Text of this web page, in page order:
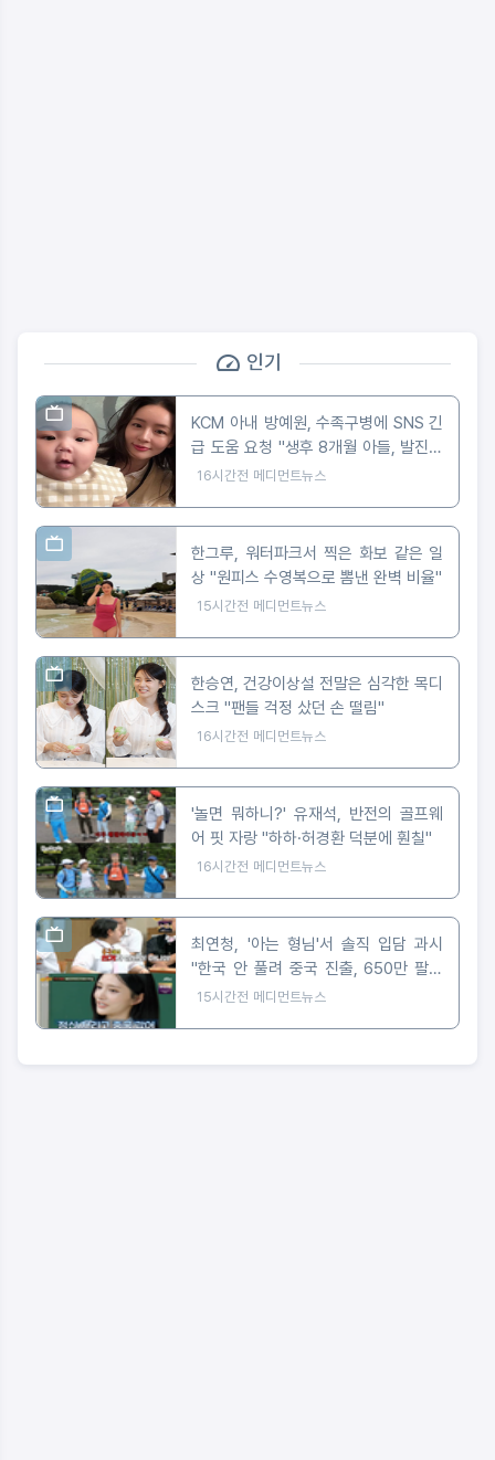
인기
KCM 아내 방예원, 수족구병에 SNS 긴
급 도움 요청 "생후 8개월 아들, 발진에
마음 아파"
16시간전 메디먼트뉴스
한그루, 워터파크서 찍은 화보 같은 일
상 "원피스 수영복으로 뽐낸 완벽 비율"
15시간전 메디먼트뉴스
한승연, 건강이상설 전말은 심각한 목디
스크 "팬들 걱정 샀던 손 떨림"
16시간전 메디먼트뉴스
'놀면 뭐하니?' 유재석, 반전의 골프웨
어 핏 자랑 "하하·허경환 덕분에 훤칠"
16시간전 메디먼트뉴스
최연청, '아는 형님'서 솔직 입담 과시
"한국 안 풀려 중국 진출, 650만 팔로
워 대박"
15시간전 메디먼트뉴스